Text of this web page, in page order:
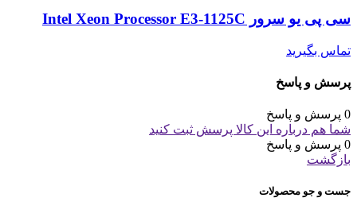
سی پی یو سرور Intel Xeon Processor E3-1125C
تماس بگیرید
پرسش و پاسخ
0 پرسش و پاسخ
شما هم درباره این کالا پرسش ثبت کنید
0 پرسش و پاسخ
بازگشت
جست و جو محصولات